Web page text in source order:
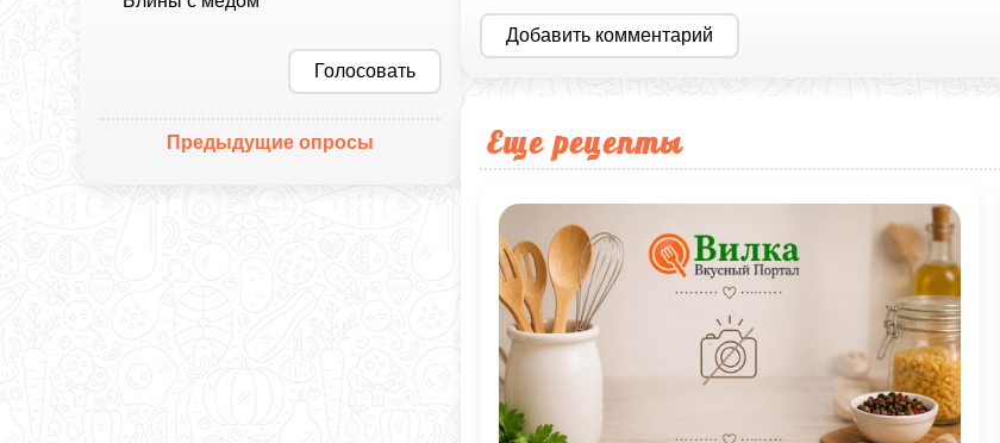
Голосовать
Предыдущие опросы
Добавить комментарий
Еще рецепты